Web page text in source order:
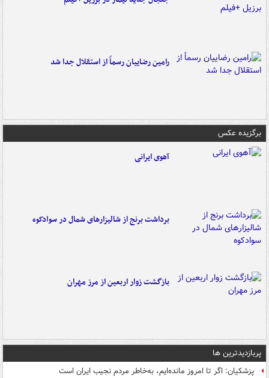
رامین رضاییان رسماً از استقلال جدا شد
برگزیده عکس
آهوی ایرانی
برداشت برنج از شالیزارهای شمال در سوادکوه
بازگشت زوار اربعین از مرز مهران
پربازدیدترین ها
پزشکیان: اگر تا امروز مانده‌ایم، به‌خاطر مردم نجیب ایران است